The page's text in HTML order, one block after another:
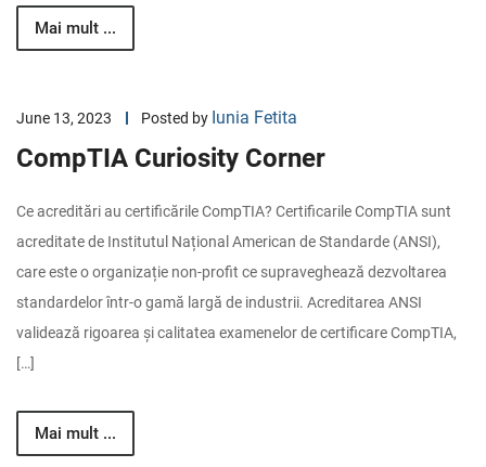
Mai mult ...
June 13, 2023 Posted by Iunia Fetita
CompTIA Curiosity Corner
Ce acreditări au certificările CompTIA? Certificarile CompTIA sunt
acreditate de Institutul Național American de Standarde (ANSI),
care este o organizație non-profit ce supraveghează dezvoltarea
standardelor într-o gamă largă de industrii. Acreditarea ANSI
validează rigoarea și calitatea examenelor de certificare CompTIA,
[…]
Mai mult ...